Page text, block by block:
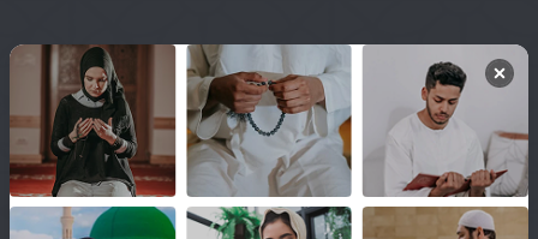
Haji Naji Memorial Trust